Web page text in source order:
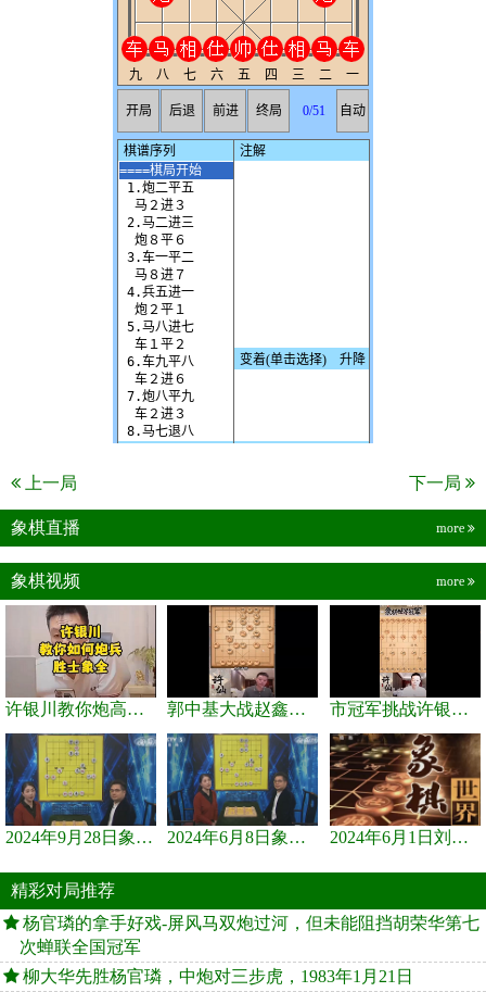
上一局 下一局
象棋直播 more
象棋视频 more
许银川教你炮高兵士象全如何赢士象全，简单四步即可 郭中基大战赵鑫鑫，许银川激情讲解 市冠军挑战许银川，急进中兵变化真激烈！
2024年9月28日象棋世界栏目，刘君、蒋川讲解了第九届杨官璘杯象棋... 2024年6月8日象棋世界，刘君、蒋川讲解了第九届杨官璘杯全国象棋... 2024年6月1日刘君、蒋川讲解第三届上海杯象棋大师赛谢靖与李少庚...
精彩对局推荐
杨官璘的拿手好戏-屏风马双炮过河，但未能阻挡胡荣华第七
次蝉联全国冠军
柳大华先胜杨官璘，中炮对三步虎，1983年1月21日